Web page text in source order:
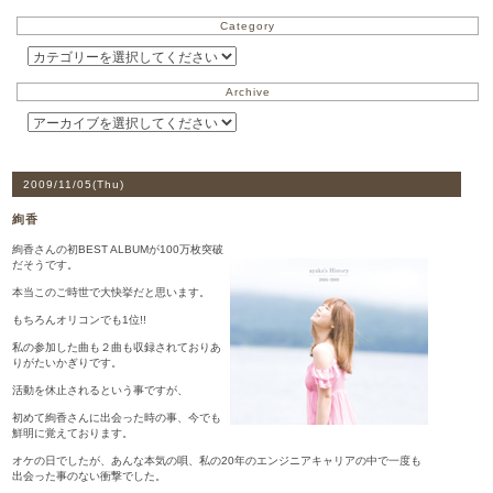
Category
Archive
2009/11/05(Thu)
絢香
絢香さんの初BEST ALBUMが100万枚突破
だそうです。
本当このご時世で大快挙だと思います。
もちろんオリコンでも1位!!
私の参加した曲も２曲も収録されておりあ
りがたいかぎりです。
活動を休止されるという事ですが、
初めて絢香さんに出会った時の事、今でも
鮮明に覚えております。
オケの日でしたが、あんな本気の唄、私の20年のエンジニアキャリアの中で一度も
出会った事のない衝撃でした。